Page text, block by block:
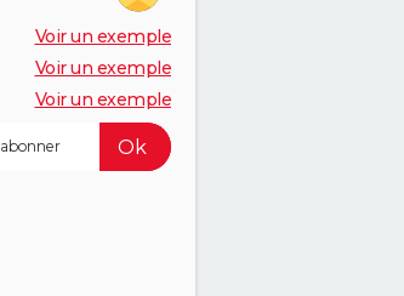
Voir un exemple
Voir un exemple
Voir un exemple